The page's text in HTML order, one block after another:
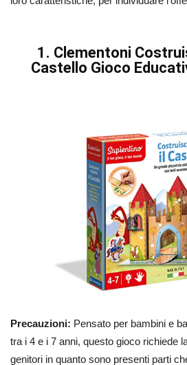
1. Clementoni
Castello Gioco
Precauzioni: Pensato per bambini e
tra i 4 e i 7 anni, questo gioco richiede
genitori in quanto sono presenti parti